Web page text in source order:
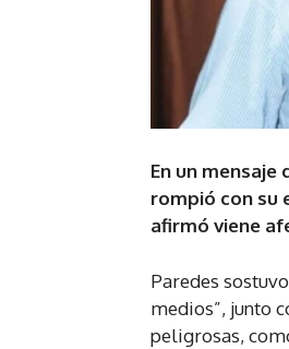
En un
rompió con su
afirmó viene
Paredes
medios”, junto
peligrosas,